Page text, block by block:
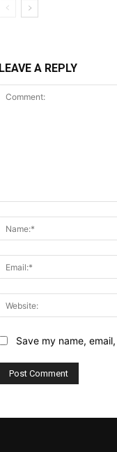
LEAVE A REPLY
Save my name,